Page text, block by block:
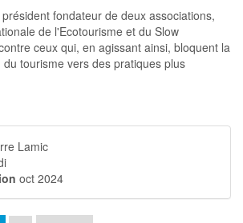
fondateur de deux associations,
de l'Ecotourisme et du Slow
ceux qui, en agissant ainsi, bloquent la
tourisme vers des pratiques plus
Lamic
oct 2024